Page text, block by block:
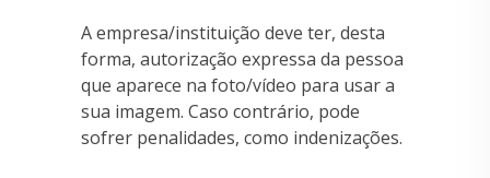
A empresa/instituição deve ter, desta
forma, autorização expressa da pessoa
que aparece na foto/vídeo para usar a
sua imagem. Caso contrário, pode
sofrer penalidades, como indenizações.